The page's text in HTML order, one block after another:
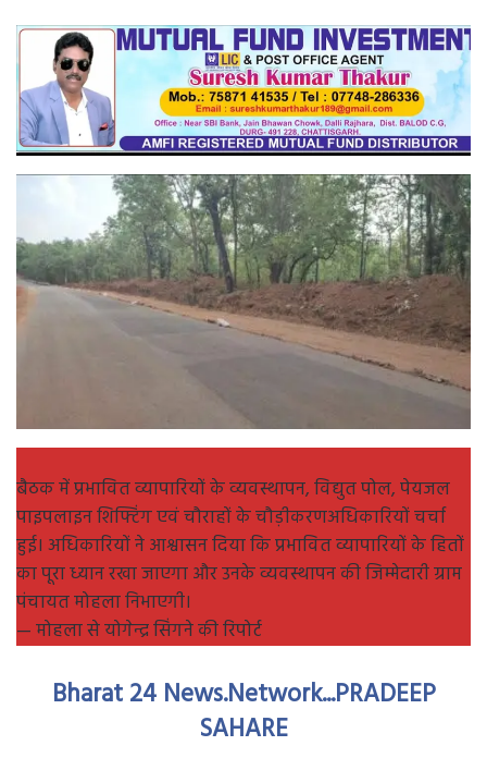
बैठक में प्रभावित व्यापारियों के व्यवस्थापन, विद्युत पोल, पेयजल
पाइपलाइन शिफ्टिंग एवं चौराहों के चौड़ीकरणअधिकारियों चर्चा
हुई। अधिकारियों ने आश्वासन दिया कि प्रभावित व्यापारियों के हितों
का पूरा ध्यान रखा जाएगा और उनके व्यवस्थापन की जिम्मेदारी ग्राम
पंचायत मोहला निभाएगी।
— मोहला से योगेन्द्र सिंगने की रिपोर्ट
Bharat 24 News.Network...PRADEEP
SAHARE